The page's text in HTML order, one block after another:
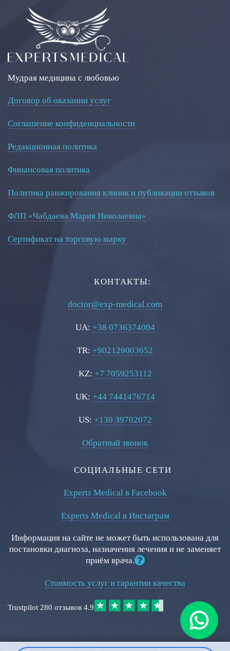
Мудрая медицина с любовью
Договор об оказании услуг
Соглашение конфиденциальности
Редакционная политика
Финансовая политика
Политика ранжирования клиник и публикации отзывов
ФЛП «Чабдаева Мария Николаевна»
Сертификат на торговую марку
КОНТАКТЫ:
doctor@exp-medical.com
UA: +38 0736374004
TR: +902129003652
KZ: +7 7059253112
UK: +44 7441476714
US: +130 39702072
Обратный звонок
СОЦИАЛЬНЫЕ СЕТИ
Experts Medical в Facebook
Experts Medical в Инстаграм
Информация на сайте не может быть использована для
постановки диагноза, назначения лечения и не заменяет
приём врача.
Стоимость услуг и гарантии качества
Trustpilot 280 отзывов 4.9